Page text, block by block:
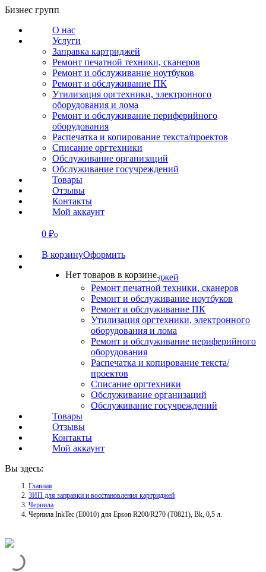
Перейти
содержанию
Бизнес групп
О нас
Услуги
Заправка картриджей
Ремонт печатной техники, сканеров
Ремонт и обслуживание ноутбуков
Ремонт и обслуживание ПК
Утилизация оргтехники, электронного
оборудования и лома
Ремонт и обслуживание периферийного
оборудования
Распечатка и копирование текста/проектов
Списание оргтехники
Обслуживание организаций
Обслуживание госучреждений
Товары
Отзывы
Контакты
Мой аккаунт
0 ₽0
В корзинуОформить
Нет товаров в корзине.
СВЯЗАТЬСЯ
О нас
Заправка картриджей
Ремонт печатной техники, сканеров
Ремонт и обслуживание ноутбуков
Ремонт и обслуживание ПК
Утилизация оргтехники, электронного
оборудования и лома
Ремонт и обслуживание периферийного
оборудования
Распечатка и копирование текста/
проектов
Списание оргтехники
Обслуживание организаций
Обслуживание госучреждений
Товары
Отзывы
Контакты
Мой аккаунт
Вы здесь:
Главная
ЗИП для заправки и восстановления картриджей
Чернила
Чернила InkTec (E0010) для Epson R200/R270 (T0821), Bk, 0,5 л.